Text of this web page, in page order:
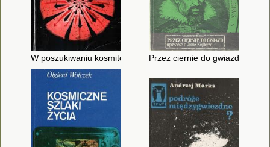
W poszukiwaniu kosmitów Przez ciernie do gwiazd :